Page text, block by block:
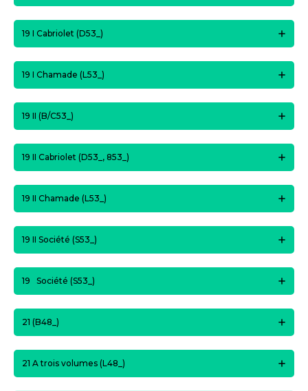
19 I Cabriolet (D53_)
19 I Chamade (L53_)
19 II (B/C53_)
19 II Cabriolet (D53_, 853_)
19 II Chamade (L53_)
19 II Société (S53_)
19 Société (S53_)
21 (B48_)
21 A trois volumes (L48_)